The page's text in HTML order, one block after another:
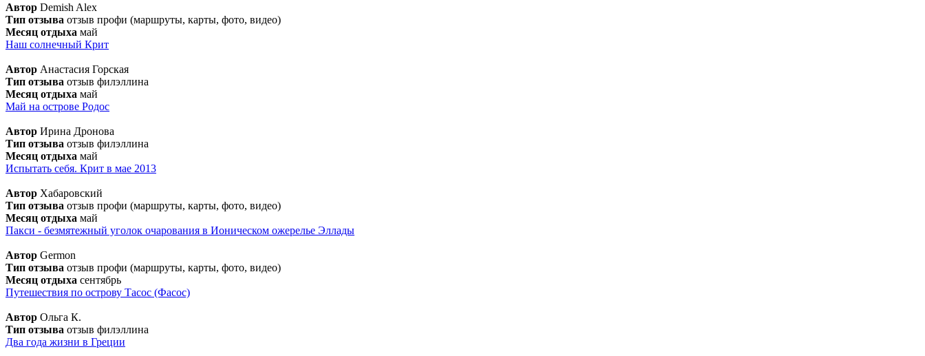
Автор Demish Alex
Тип отзыва отзыв профи (маршруты, карты, фото, видео)
Месяц отдыха май
Наш солнечный Крит
Автор Анастасия Горская
Тип отзыва отзыв филэллина
Месяц отдыха май
Май на острове Родос
Автор Ирина Дронова
Тип отзыва отзыв филэллина
Месяц отдыха май
Испытать себя. Крит в мае 2013
Автор Хабаровский
Тип отзыва отзыв профи (маршруты, карты, фото, видео)
Месяц отдыха май
Пакси - безмятежный уголок очарования в Ионическом ожерелье Эллады
Автор Germon
Тип отзыва отзыв профи (маршруты, карты, фото, видео)
Месяц отдыха сентябрь
Путешествия по острову Тасос (Фасос)
Автор Ольга К.
Тип отзыва отзыв филэллина
Два года жизни в Греции